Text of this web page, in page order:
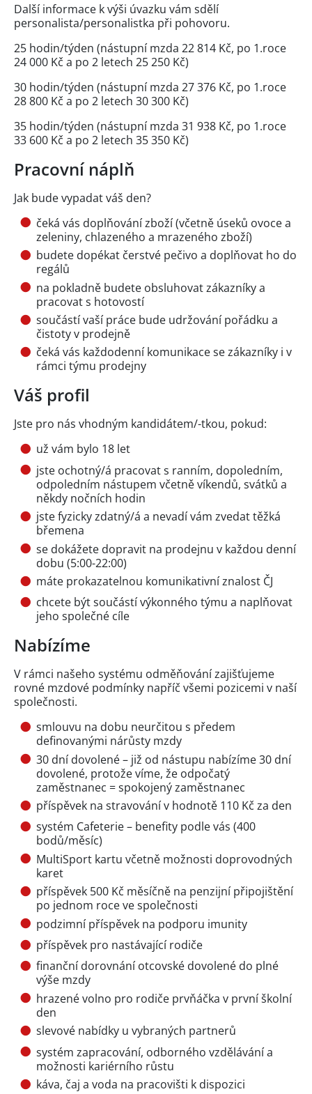
Další informace k výši úvazku vám sdělí
personalista/personalistka při pohovoru.
25 hodin/týden (nástupní mzda 22 814 Kč, po 1.roce
24 000 Kč a po 2 letech 25 250 Kč)
30 hodin/týden (nástupní mzda 27 376 Kč, po 1.roce
28 800 Kč a po 2 letech 30 300 Kč)
35 hodin/týden (nástupní mzda 31 938 Kč, po 1.roce
33 600 Kč a po 2 letech 35 350 Kč)
Pracovní náplň
Jak bude vypadat váš den?
čeká vás doplňování zboží (včetně úseků ovoce a
zeleniny, chlazeného a mrazeného zboží)
budete dopékat čerstvé pečivo a doplňovat ho do
regálů
na pokladně budete obsluhovat zákazníky a
pracovat s hotovostí
součástí vaší práce bude udržování pořádku a
čistoty v prodejně
čeká vás každodenní komunikace se zákazníky i v
rámci týmu prodejny
Váš profil
Jste pro nás vhodným kandidátem/-tkou, pokud:
už vám bylo 18 let
jste ochotný/á pracovat s ranním, dopoledním,
odpoledním nástupem včetně víkendů, svátků a
někdy nočních hodin
jste fyzicky zdatný/á a nevadí vám zvedat těžká
břemena
se dokážete dopravit na prodejnu v každou denní
dobu (5:00-22:00)
máte prokazatelnou komunikativní znalost ČJ
chcete být součástí výkonného týmu a naplňovat
jeho společné cíle
Nabízíme
V rámci našeho systému odměňování zajišťujeme
rovné mzdové podmínky napříč všemi pozicemi v naší
společnosti.
smlouvu na dobu neurčitou s předem
definovanými nárůsty mzdy
30 dní dovolené – již od nástupu nabízíme 30 dní
dovolené, protože víme, že odpočatý
zaměstnanec = spokojený zaměstnanec
příspěvek na stravování v hodnotě 110 Kč za den
systém Cafeterie – benefity podle vás (400
bodů/měsíc)
MultiSport kartu včetně možnosti doprovodných
karet
příspěvek 500 Kč měsíčně na penzijní připojištění
po jednom roce ve společnosti
podzimní příspěvek na podporu imunity
příspěvek pro nastávající rodiče
finanční dorovnání otcovské dovolené do plné
výše mzdy
hrazené volno pro rodiče prvňáčka v první školní
den
slevové nabídky u vybraných partnerů
systém zapracování, odborného vzdělávání a
možnosti kariérního růstu
káva, čaj a voda na pracovišti k dispozici